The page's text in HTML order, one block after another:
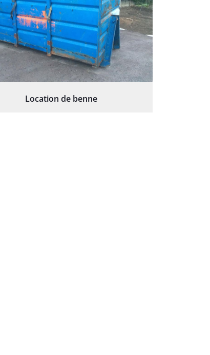
Location de benne